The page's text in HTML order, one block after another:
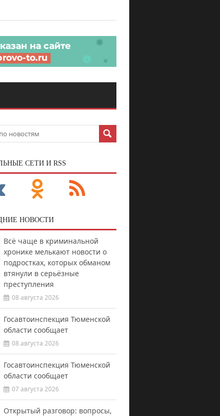
СЕТИ И RSS
НОВОСТИ
Всё чаще в криминальной
хронике мелькают новости о
подростках, которых обманом
втянули в серьёзные
преступления
08 августа 2026
Госавтоинспекция Тюменской
области сообщает
08 августа 2026
Госавтоинспекция Тюменской
области сообщает
07 августа 2026
Открытый разговор: вопросы,